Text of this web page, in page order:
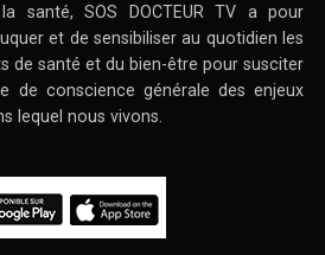
santé, SOS DOCTEUR TV a pour
et de sensibiliser au quotidien les
de santé et du bien-être pour susciter
de conscience générale des enjeux
lequel nous vivons.